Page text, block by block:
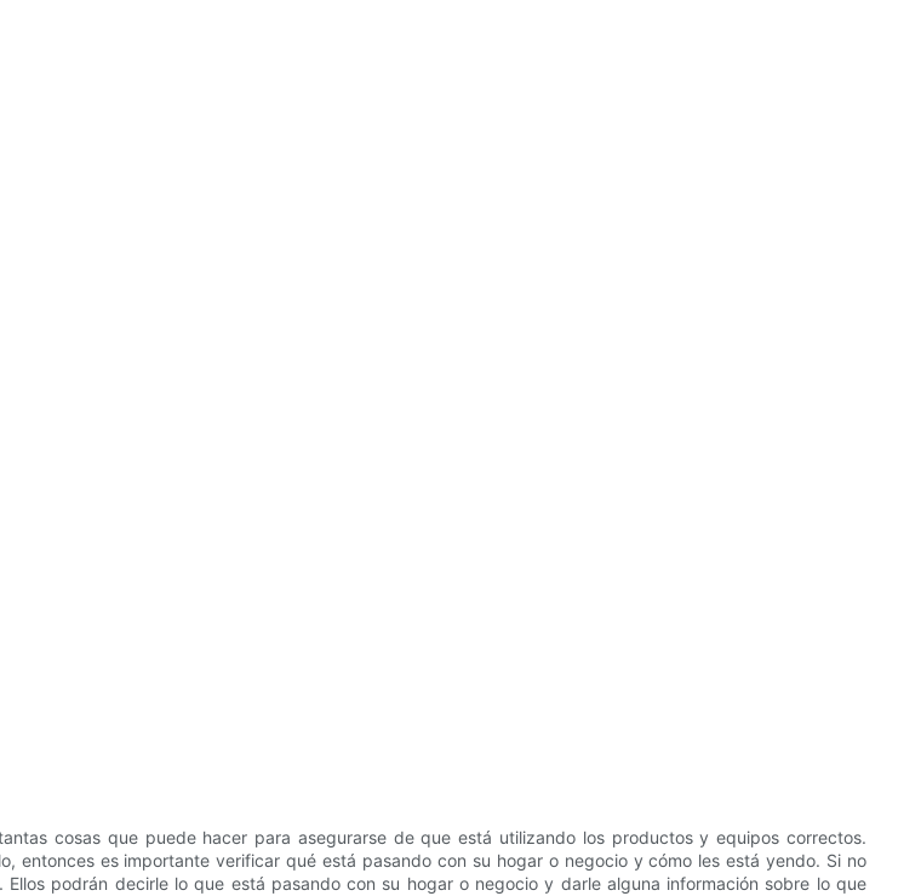
cosas que puede hacer para asegurarse de que está utilizando los productos y equipos correctos.
entonces es importante verificar qué está pasando con su hogar o negocio y cómo les está yendo. Si no
podrán decirle lo que está pasando con su hogar o negocio y darle alguna información sobre lo que